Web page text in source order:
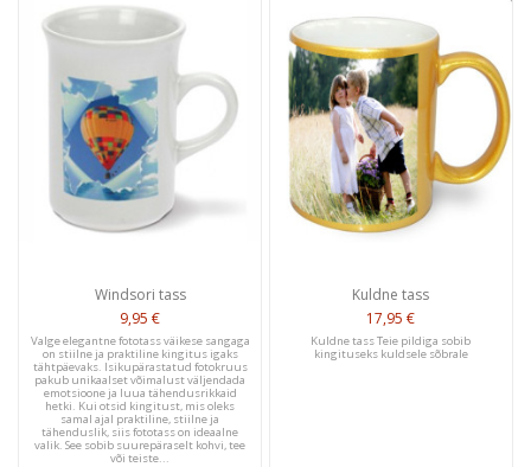
Windsori tass
9,95 €
Valge elegantne fototass väikese sangaga
on stiilne ja praktiline kingitus igaks
tähtpäevaks. Isikupärastatud fotokruus
pakub unikaalset võimalust väljendada
emotsioone ja luua tähendusrikkaid
hetki. Kui otsid kingitust, mis oleks
samal ajal praktiline, stiilne ja
tähenduslik, siis fototass on ideaalne
valik. See sobib suurepäraselt kohvi, tee
või teiste...
Kuldne tass
17,95 €
Kuldne tass Teie pildiga sobib
kingituseks kuldsele sõbrale